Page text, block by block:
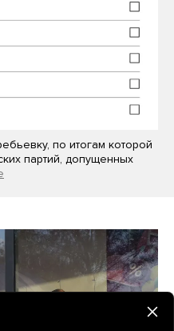
по итогам которой
партий, допущенных